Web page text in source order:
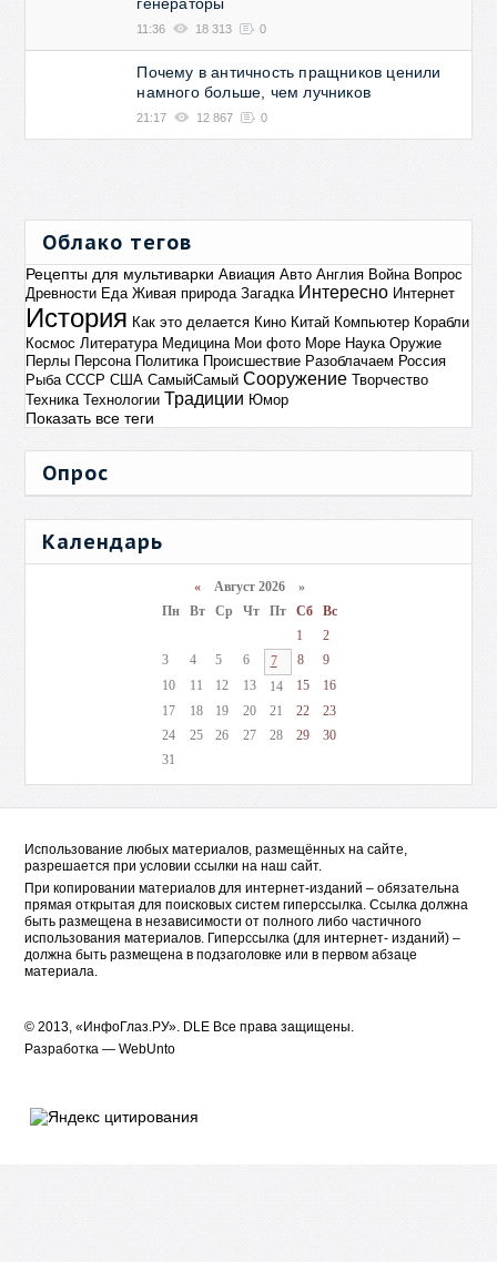
генераторы
11:36 18 313 0
Почему в античность пращников ценили
намного больше, чем лучников
21:17 12 867 0
Облако тегов
Рецепты для мультиварки Авиация Авто Англия Война Вопрос
Древности Еда Живая природа Загадка Интересно Интернет
История Как это делается Кино Китай Компьютер Корабли
Космос Литература Медицина Мои фото Море Наука Оружие
Перлы Персона Политика Происшествие Разоблачаем Россия
Рыба СССР США СамыйСамый Сооружение Творчество
Техника Технологии Традиции Юмор
Показать все теги
Опрос
Календарь
«Август 2026 »
Пн
Вт Ср Чт Пт Сб
Вс
1
2
3
4 5 6 7 8
9
10
11 12 13 14 15
16
17
18 19 20 21 22
23
24
25 26 27 28 29
30
31
Использование любых материалов, размещённых на сайте,
разрешается при условии ссылки на наш сайт.
При копировании материалов для интернет-изданий – обязательна
прямая открытая для поисковых систем гиперссылка. Ссылка должна
быть размещена в независимости от полного либо частичного
использования материалов. Гиперссылка (для интернет- изданий) –
должна быть размещена в подзаголовке или в первом абзаце
материала.
© 2013, «ИнфоГлаз.РУ». DLE Все права защищены.
Разработка —WebUnto